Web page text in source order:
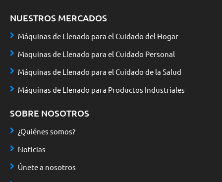
NUESTROS MERCADOS
Máquinas de Llenado para el Cuidado del Hogar
Maquinas de Llenado para el Cuidado Personal
Máquinas de Llenado para el Cuidado de la Salud
Máquinas de Llenado para Productos Industriales
SOBRE NOSOTROS
¿Quiénes somos?
Noticias
Únete a nosotros